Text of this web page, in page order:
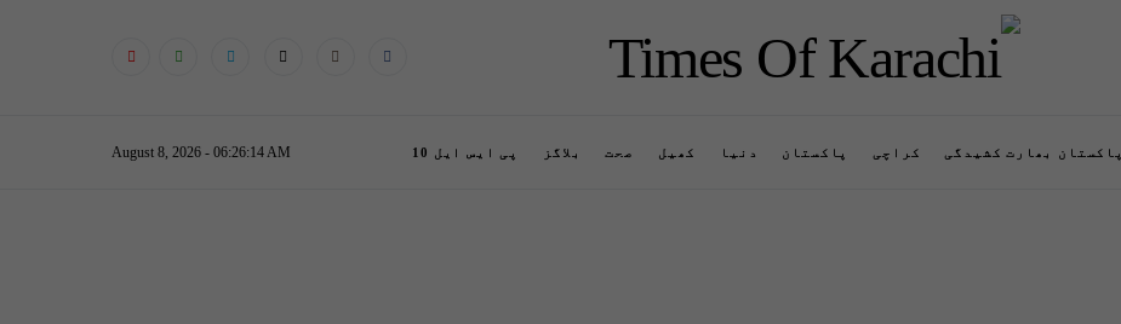
پاکستان بھارت کشیدگی کراچی پاکستان دنیا کھیل صحت بلاگز پی ایس ایل 10 August 8, 2026 - 06:26:15 AM